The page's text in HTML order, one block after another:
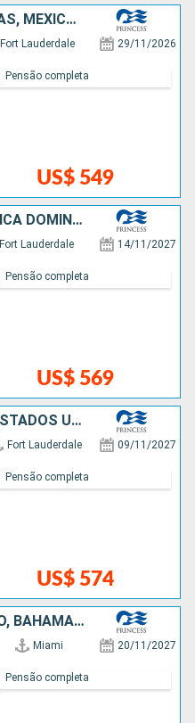
ESTADOS UNIDOS, BAHAMAS, MÉXICO, HONDURAS
Fort Lauderdale 29/11/2026
US$ 549
Pensão completa
ESTADOS UNIDOS, REPUBLICA DOMINICANA, PORTO RICO
Fort Lauderdale 14/11/2027
US$ 569
Pensão completa
REPUBLICA DOMINICANA, ESTADOS UNIDOS
Fort Lauderdale 09/11/2027
US$ 574
Pensão completa
BELIZE, HONDURAS, MÉXICO, BAHAMAS, ESTADOS UNIDOS
Miami 20/11/2027
Pensão completa